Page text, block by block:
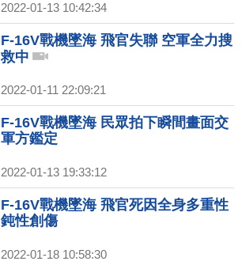
2022-01-13 10:42:34
F-16V戰機墜海 飛官失聯 空軍全力搜
救中
2022-01-11 22:09:21
F-16V戰機墜海 民眾拍下瞬間畫面交
軍方鑑定
2022-01-13 19:33:12
F-16V戰機墜海 飛官死因全身多重性
鈍性創傷
2022-01-18 10:58:30